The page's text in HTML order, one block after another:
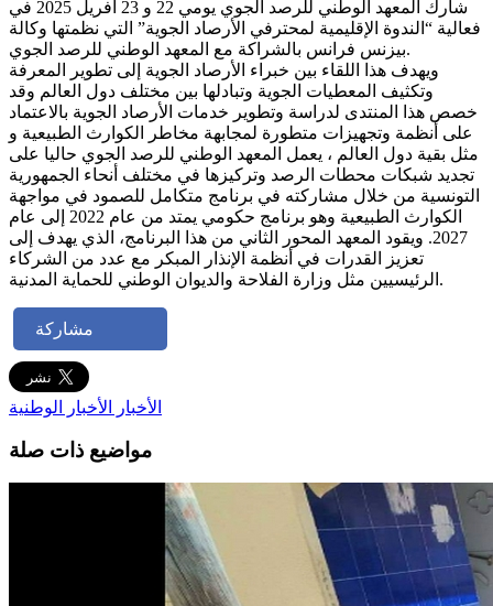
شارك المعهد الوطني للرصد الجوي يومي 22 و 23 أفريل 2025 في
فعالية “الندوة الإقليمية لمحترفي الأرصاد الجوية” التي نظمتها وكالة
بيزنس فرانس بالشراكة مع المعهد الوطني للرصد الجوي.
ويهدف هذا اللقاء بين خبراء الأرصاد الجوية إلى تطوير المعرفة
وتكثيف المعطيات الجوية وتبادلها بين مختلف دول العالم وقد
خصص هذا المنتدى لدراسة وتطوير خدمات الأرصاد الجوية بالاعتماد
على أنظمة وتجهيزات متطورة لمجابهة مخاطر الكوارث الطبيعية و
مثل بقية دول العالم ، يعمل المعهد الوطني للرصد الجوي حاليا على
تجديد شبكات محطات الرصد وتركيزها في مختلف أنحاء الجمهورية
التونسية من خلال مشاركته في برنامج متكامل للصمود في مواجهة
الكوارث الطبيعية وهو برنامج حكومي يمتد من عام 2022 إلى عام
2027. ويقود المعهد المحور الثاني من هذا البرنامج، الذي يهدف إلى
تعزيز القدرات في أنظمة الإنذار المبكر مع عدد من الشركاء
الرئيسيين مثل وزارة الفلاحة والديوان الوطني للحماية المدنية.
مشاركة
الأخبار الأخبار الوطنية
مواضيع ذات صلة